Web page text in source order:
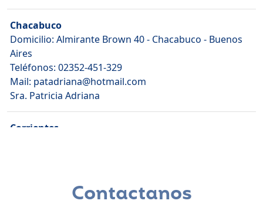
Chacabuco
Domicilio: Almirante Brown 40 - Chacabuco - Buenos
Aires
Teléfonos: 02352-451-329
Mail: patadriana@hotmail.com
Sra. Patricia Adriana
Corrientes
Dr. Luis FontanaContactanos